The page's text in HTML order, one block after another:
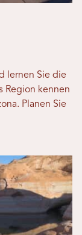
lernen Sie die
Region kennen
Planen Sie